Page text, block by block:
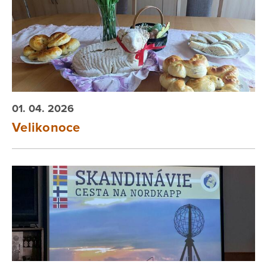
01. 04. 2026
Velikonoce